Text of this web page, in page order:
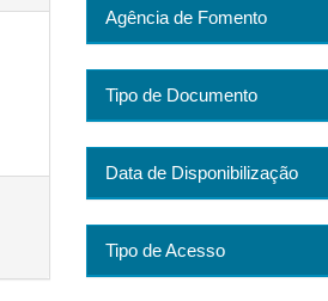
Agência de Fomento
Tipo de Documento
Data de Disponibilização
Tipo de Acesso